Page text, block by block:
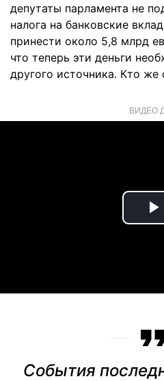
депутаты парламента не
налога на банковские
принести около 5,8 млрд
что теперь эти деньги
другого источника. Кто же
ВИДЕО
События